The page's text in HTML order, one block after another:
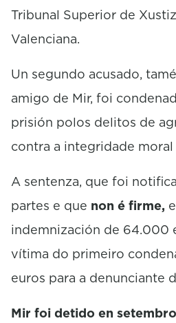
d
Tribunal Superior de
Valenciana.
Un segundo acusado,
amigo de Mir, foi
prisión polos delitos de
contra a integridade moral
A sentenza, que foi
partes e que non é firme,
indemnización de 64.000
vítima do primeiro
euros para a denunciante
Mir foi detido en